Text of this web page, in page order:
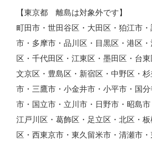
【東京都 離島は対象外です】
町田市・世田谷区・大田区・狛江市
市・多摩市・品川区・目黒区・港区
区・千代田区・江東区・墨田区・台東
文京区・豊島区・新宿区・中野区・
市・三鷹市・小金井市・小平市・国分
市・国立市・立川市・日野市・昭島市
江戸川区・葛飾区・足立区・北区・
区・西東京市・東久留米市・清瀬市